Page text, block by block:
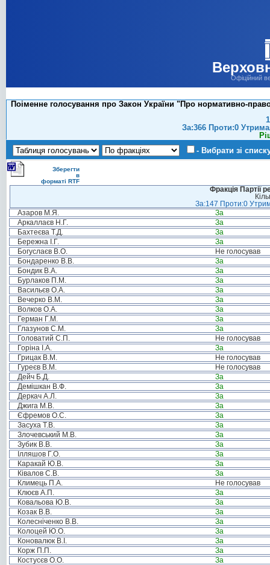
Офіційний
Поіменне голосування про Закон України "Про нормативно-
За:366 Проти:0
- Вибрати зі
Зберегти
в
форматі RTF
Фракція Партії
За:147 Проти:0
Азаров М.Я.
За
Аркаллаєв Н.Г.
За
Бахтеєва Т.Д.
За
Бережна І.Г.
За
Богуслаєв В.О.
Не голосував
Бондаренко В.В.
За
Бондик В.А.
За
Бурлаков П.М.
За
Васильєв О.А.
За
Вечерко В.М.
За
Волков О.А.
За
Герман Г.М.
За
Глазунов С.М.
За
Головатий С.П.
Не голосував
Горіна І.А.
За
Грицак В.М.
Не голосував
Гуреєв В.М.
Не голосував
Дейч Б.Д.
За
Демішкан В.Ф.
За
Деркач А.Л.
За
Джига М.В.
За
Єфремов О.С.
За
Засуха Т.В.
За
Злочевський М.В.
За
Зубик В.В.
За
Ілляшов Г.О.
За
Каракай Ю.В.
За
Ківалов С.В.
За
Климець П.А.
Не голосував
Клюєв А.П.
За
Ковальова Ю.В.
За
Козак В.В.
За
Колесніченко В.В.
За
Колоцей Ю.О.
За
Коновалюк В.І.
За
Корж П.П.
За
Костусєв О.О.
За